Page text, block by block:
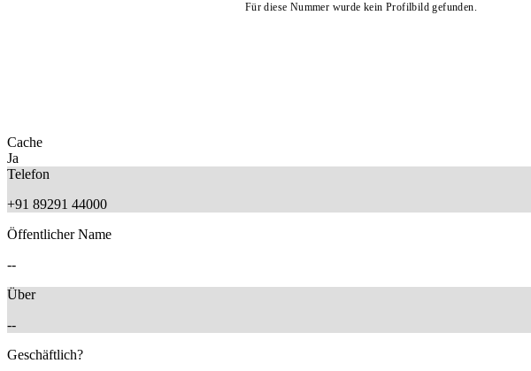
Für diese Nummer wurde kein Profilbild gefunden.
Cache
Ja
Telefon
+91 89291 44000
Öffentlicher Name
--
Über
--
Geschäftlich?